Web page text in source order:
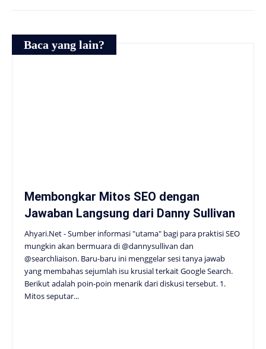
Baca yang lain?
Membongkar Mitos SEO dengan
Jawaban Langsung dari Danny Sullivan
Ahyari.Net - Sumber informasi "utama" bagi para praktisi SEO
mungkin akan bermuara di @dannysullivan dan
@searchliaison. Baru-baru ini menggelar sesi tanya jawab
yang membahas sejumlah isu krusial terkait Google Search.
Berikut adalah poin-poin menarik dari diskusi tersebut. 1.
Mitos seputar...